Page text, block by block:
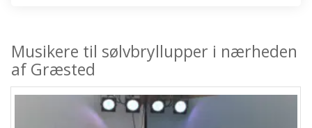
Musikere til sølvbryllupper i nærheden
af Græsted